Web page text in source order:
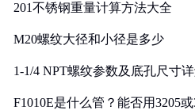
201不锈钢重量计算方法大全
M20螺纹大径和小径是多少
1-1/4 NPT螺纹参数及底孔尺寸
F1010E是什么管？能否用3205